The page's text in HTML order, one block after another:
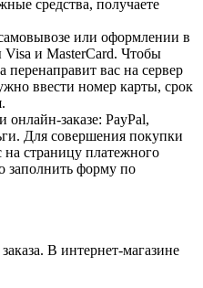
средства, получаете
или оформлении в
Visa и MasterCard. Чтобы
перенаправит вас на сервер
ввести номер карты, срок
заказе: PayPal,
Для совершения покупки
на страницу платежного
заполнить форму по
В интернет-магазине